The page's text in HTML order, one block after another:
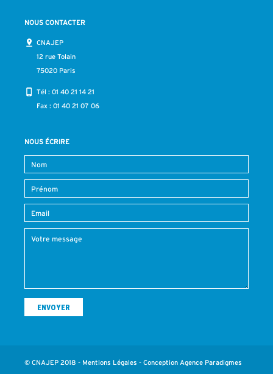
NOUS CONTACTER
CNAJEP
12 rue Tolain
75020 Paris
Tél : 01 40 21 14 21
Fax : 01 40 21 07 06
NOUS ÉCRIRE
© CNAJEP 2018 - Mentions Légales - Conception Agence Paradigmes